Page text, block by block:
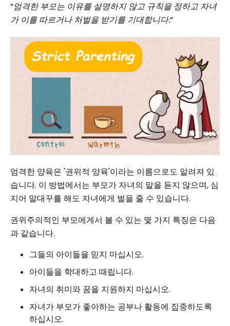
“엄격한 부모는 이유를 설명하지 않고 규칙을 정하고 자녀
가 이를 따르거나 처벌을 받기를 기대합니다.“
엄격한 양육은 '권위적 양육'이라는 이름으로도 알려져 있
습니다. 이 방법에서는 부모가 자녀의 말을 듣지 않으며, 심
지어 말대꾸를 해도 자녀에게 벌을 줄 수 있습니다.
권위주의적인 부모에게서 볼 수 있는 몇 가지 특징은 다음
과 같습니다.
그들의 아이들을 믿지 마십시오.
아이들을 학대하고 때립니다.
자녀의 취미와 꿈을 지원하지 마십시오.
자녀가 부모가 좋아하는 공부나 활동에 집중하도록
하십시오.